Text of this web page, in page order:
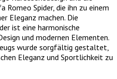
Spider, die ihn zu einem
Eleganz machen. Die
ist eine harmonische
und modernen Elementen.
wurde sorgfältig gestaltet,
Eleganz und Sportlichkeit zu